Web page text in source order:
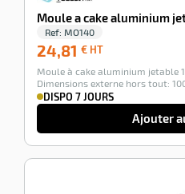
Moule a cake aluminium
Ref: MO140
24,81 € HT
HT
Moule à cake aluminium jetable
Dimensions externe hors tout:
DISPO 7 JOURS
Ajouter